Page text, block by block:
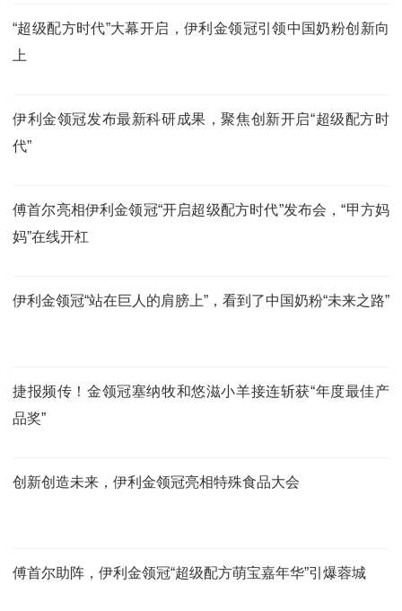
“超级配方时代”大幕开启，伊利金领冠引领中国奶粉创新向
上
伊利金领冠发布最新科研成果，聚焦创新开启“超级配方时
代”
傅首尔亮相伊利金领冠“开启超级配方时代”发布会，“甲方妈
妈”在线开杠
伊利金领冠“站在巨人的肩膀上”，看到了中国奶粉“未来之路”
捷报频传！金领冠塞纳牧和悠滋小羊接连斩获“年度最佳产
品奖”
创新创造未来，伊利金领冠亮相特殊食品大会
傅首尔助阵，伊利金领冠“超级配方萌宝嘉年华”引爆蓉城